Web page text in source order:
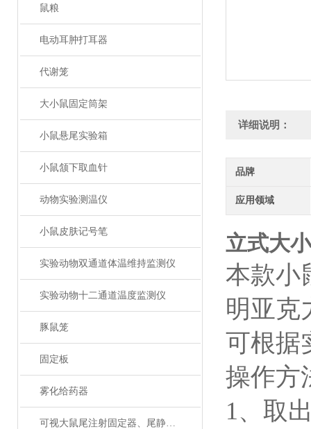
鼠粮
电动耳肿打耳器
代谢笼
大小鼠固定筒架
小鼠悬尾实验箱
小鼠颔下取血针
动物实验测温仪
小鼠皮肤记号笔
实验动物双通道体温维持监测仪
实验动物十二通道温度监测仪
豚鼠笼
固定板
雾化给药器
可视大鼠尾注射固定器、尾静脉注射
详细说明：
品牌
应用领域
立式大
本款小
明亚克
可根据
操作方
1、 取